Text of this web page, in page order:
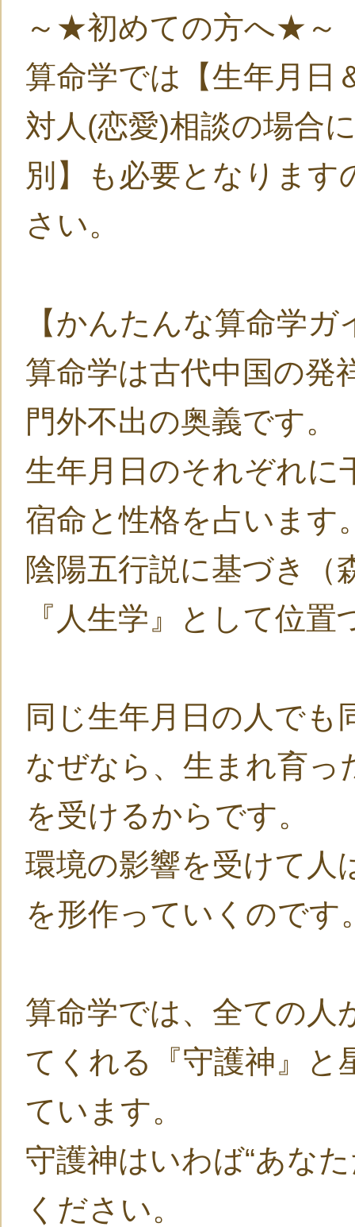
～★初めての方へ★～
算命学では【生年月日
対人(恋愛)相談の場合
別】も必要となりま
さい。
【かんたんな算命学ガ
算命学は古代中国の発
門外不出の奥義です。
生年月日のそれぞれに
宿命と性格を占います
陰陽五行説に基づき（
『人生学』として位
同じ生年月日の人で
なぜなら、生まれ育っ
を受けるからです。
環境の影響を受けて人
を形作っていくのです
算命学では、全ての人
てくれる『守護神』と
ています。
守護神はいわば“あな
ください。